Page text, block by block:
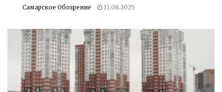
Самарское Обозрение 11.08.2025